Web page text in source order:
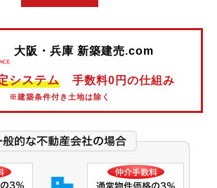
鉄
大阪・兵庫 新築建売.com
システム 手数料0円の仕組み
※建築条件付き土地は除く